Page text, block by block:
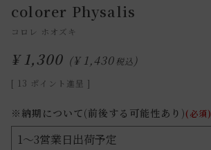
colorer Physalis
コロレ ホオズキ
¥ 1,300 ¥ 1,430税込
[ 13 ポイント進呈 ]
※納期について(前後する可能性あり)(必須)